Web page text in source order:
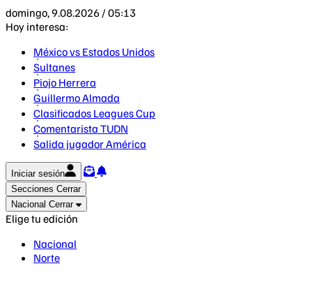
domingo, 9.08.2026 / 05:13
Hoy interesa:
México vs Estados Unidos
Sultanes
Piojo Herrera
Guillermo Almada
Clasificados Leagues Cup
Comentarista TUDN
Salida jugador América
Iniciar sesión
Secciones Cerrar
Nacional Cerrar
Elige tu edición
Nacional
Norte